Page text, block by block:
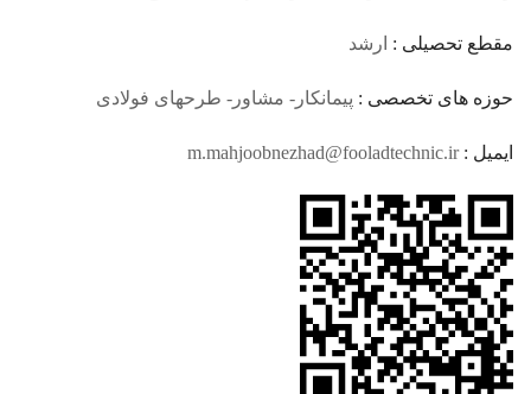
مقطع تحصیلی : ارشد
حوزه های تخصصی : پیمانکار- مشاور- طرحهای فولادی
ایمیل : m.mahjoobnezhad@fooladtechnic.ir